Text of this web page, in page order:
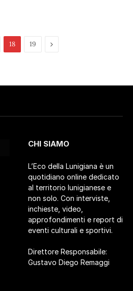
18 19
Pagina
CHI SIAMO
L’Eco della Lunigiana è un
quotidiano online dedicato
al territorio lunigianese e
non solo. Con interviste,
inchieste, video,
approfondimenti e report di
eventi culturali e sportivi.
Direttore Responsabile:
Gustavo Diego Remaggi